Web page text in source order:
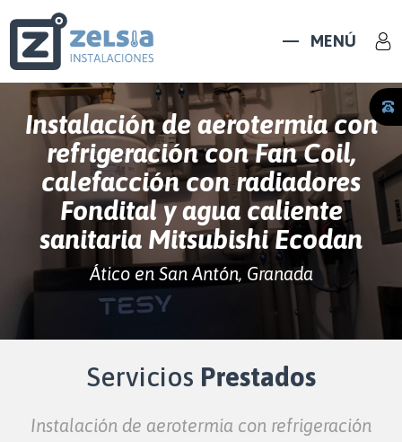
MENÚ
Instalación de aerotermia con
refrigeración con Fan Coil,
calefacción con radiadores
Fondital y agua caliente
sanitaria Mitsubishi Ecodan
Ático en San Antón, Granada
Servicios Prestados
Instalación de aerotermia con refrigeración